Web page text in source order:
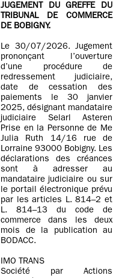
JUGEMENT DU GREFFE DU
TRIBUNAL DE COMMERCE
DE BOBIGNY.
Le 30/07/2026. Jugement
prononçant l’ouverture
d’une procédure de
redressement judiciaire,
date de cessation des
paiements le 30 janvier
2025, désignant mandataire
judiciaire Selarl Asteren
Prise en la Personne de Me
Julia Ruth 14/16 rue de
Lorraine 93000 Bobigny. Les
déclarations des créances
sont à adresser au
mandataire judiciaire ou sur
le portail électronique prévu
par les articles L. 814–2 et
L. 814–13 du code de
commerce dans les deux
mois de la publication au
BODACC.
IMO TRANS
Société par Actions